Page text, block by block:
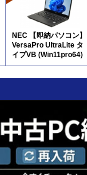
NEC 【即納パソコン】
VersaPro UltraLite タ
イプVB (Win11pro64)
(SSD新品) 5N8(SSD新